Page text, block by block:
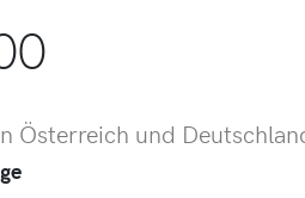
Österreich und